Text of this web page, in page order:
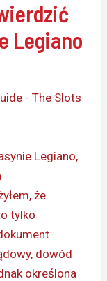
Legiano
Legiano,
że
tylko
dowód
określona